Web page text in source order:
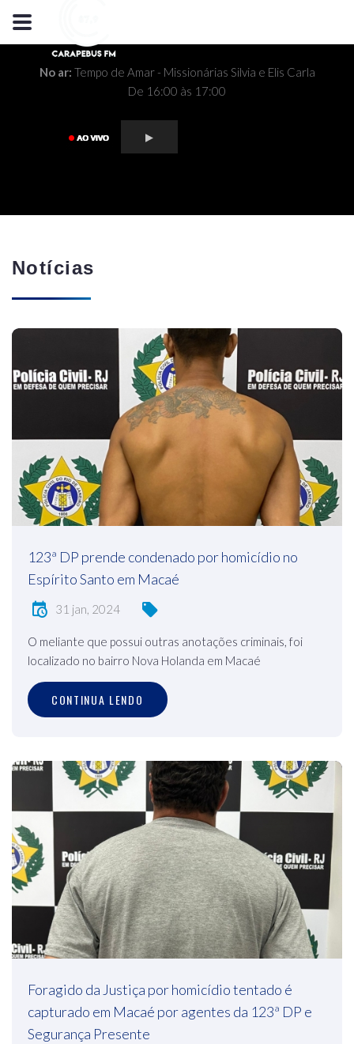
No ar: Tempo de Amar - Missionárias Silvia e Elis Carla
De 16:00 às 17:00
Notícias
123ª DP prende condenado por homicídio no
Espírito Santo em Macaé
31 jan, 2024
O meliante que possui outras anotações criminais, foi
localizado no bairro Nova Holanda em Macaé
CONTINUA LENDO
Foragido da Justiça por homicídio tentado é
capturado em Macaé por agentes da 123ª DP e
Segurança Presente